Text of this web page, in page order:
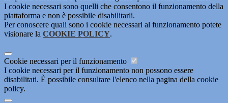
I cookie necessari sono quelli che consentono il funzionamento della
piattaforma e non è possibile disabilitarli.
Per conoscere quali sono i cookie necessari al funzionamento potete
visionare la COOKIE POLICY.
Cookie necessari per il funzionamento
I cookie necessari per il funzionamento non possono essere
disabilitati. È possibile consultare l'elenco nella pagina della cookie
policy.